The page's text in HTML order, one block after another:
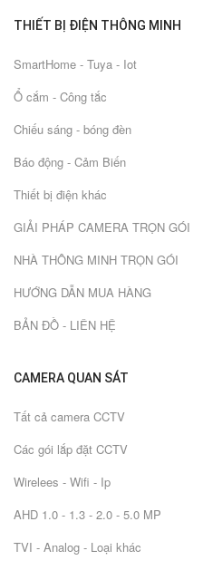
THIẾT BỊ ĐIỆN THÔNG MINH
SmartHome - Tuya - Iot
Ổ cắm - Công tắc
Chiếu sáng - bóng đèn
Báo động - Cảm Biến
Thiết bị điện khác
GIẢI PHÁP CAMERA TRỌN GÓI
NHÀ THÔNG MINH TRỌN GÓI
HƯỚNG DẪN MUA HÀNG
BẢN ĐỒ - LIÊN HỆ
CAMERA QUAN SÁT
Tất cả camera CCTV
Các gói lắp đặt CCTV
Wirelees - Wifi - Ip
AHD 1.0 - 1.3 - 2.0 - 5.0 MP
TVI - Analog - Loại khác